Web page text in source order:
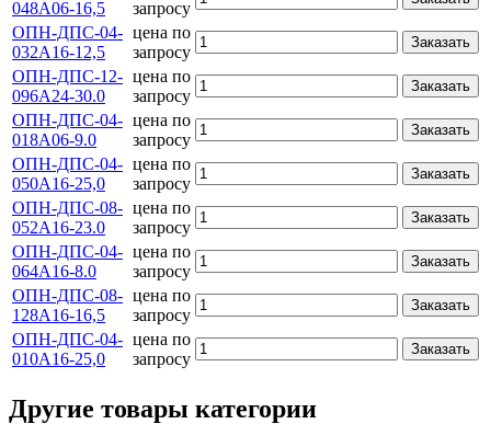
048А06-16,5
запросу
ОПН-ДПС-04-
032А16-12,5
цена по
запросу
Заказать
ОПН-ДПС-12-
096А24-30.0
цена по
запросу
Заказать
ОПН-ДПС-04-
018А06-9.0
цена по
запросу
Заказать
ОПН-ДПС-04-
050А16-25,0
цена по
запросу
Заказать
ОПН-ДПС-08-
052А16-23.0
цена по
запросу
Заказать
ОПН-ДПС-04-
064А16-8.0
цена по
запросу
Заказать
ОПН-ДПС-08-
128А16-16,5
цена по
запросу
Заказать
ОПН-ДПС-04-
010А16-25,0
цена по
запросу
Заказать
Другие товары категории